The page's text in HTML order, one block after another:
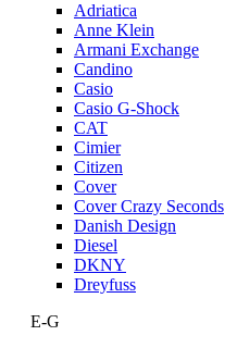
Adriatica
Anne Klein
Armani Exchange
Candino
Casio
Casio G-Shock
CAT
Cimier
Citizen
Cover
Cover Crazy Seconds
Danish Design
Diesel
DKNY
Dreyfuss
E-G